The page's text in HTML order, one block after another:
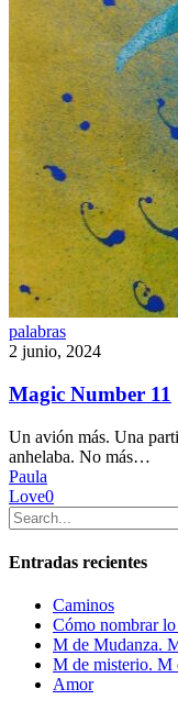
Magic
Number
palabras
2 junio, 2024
Magic Number 11
Un avión más. Una
anhelaba. No más…
Paula
Love0
Entradas recientes
Caminos
Cómo nombrar
M de Mudanza.
M de misterio. M
Amor